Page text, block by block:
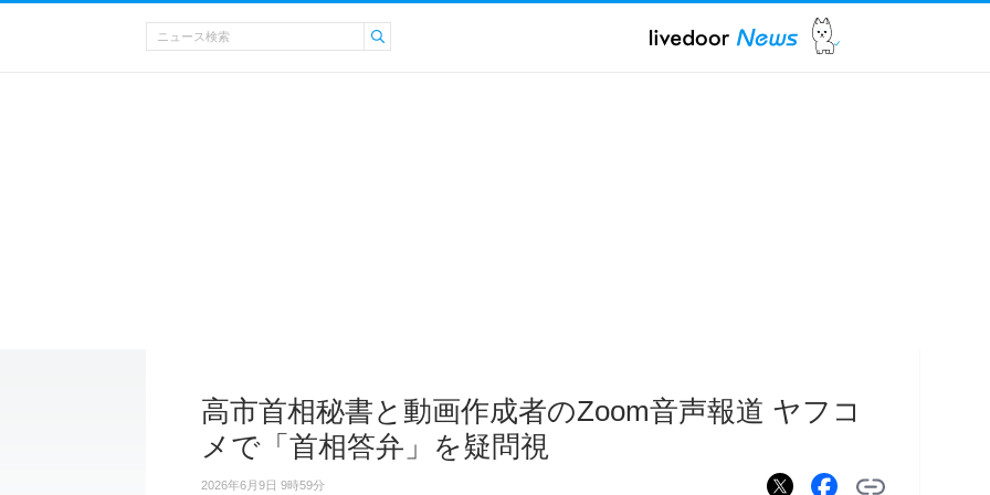
高市首相秘書と動画作成者のZoom音声報道 ヤフコ
メで「首相答弁」を疑問視
2026年6月9日 9時59分